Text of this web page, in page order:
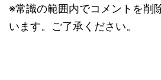
※常識の範囲内でコメントを削
います。ご了承ください。